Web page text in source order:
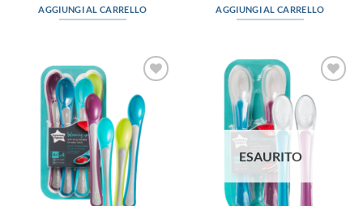
AGGIUNGI AL CARRELLO AGGIUNGI AL CARRELLO
Aggiungi
alla lista
dei
desideri
Aggiungi
alla lista
desideri
ESAURITO